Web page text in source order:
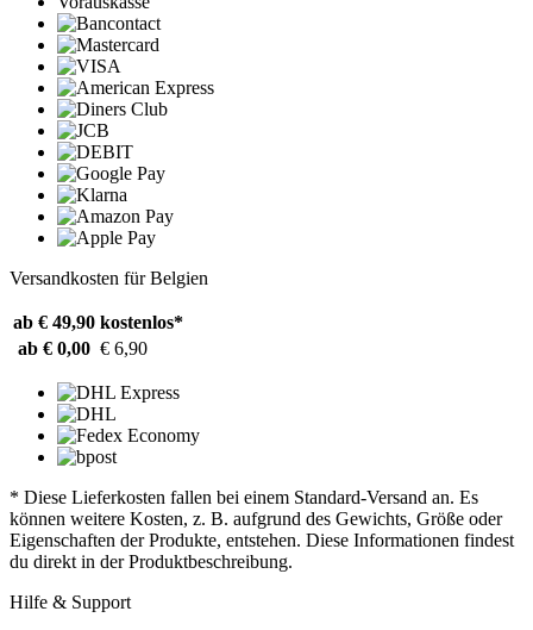
Versandkosten für Belgien
ab € 49,90 kostenlos*
ab € 0,00 € 6,90
* Diese Lieferkosten fallen bei einem Standard-Versand an. Es
können weitere Kosten, z. B. aufgrund des Gewichts, Größe oder
Eigenschaften der Produkte, entstehen. Diese Informationen findest
du direkt in der Produktbeschreibung.
Hilfe & Support